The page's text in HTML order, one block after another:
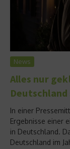
News
Alles nur
In einer
Ergebnisse einer
in Deutschland.
Deutschland im